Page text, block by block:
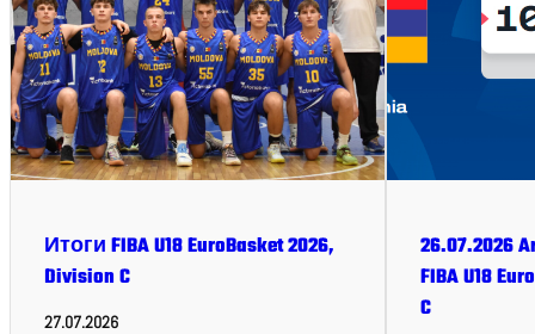
Итоги FIBA U18 EuroBasket 2026,
Division C
27.07.2026
26.07.2026
FIBA U18
C